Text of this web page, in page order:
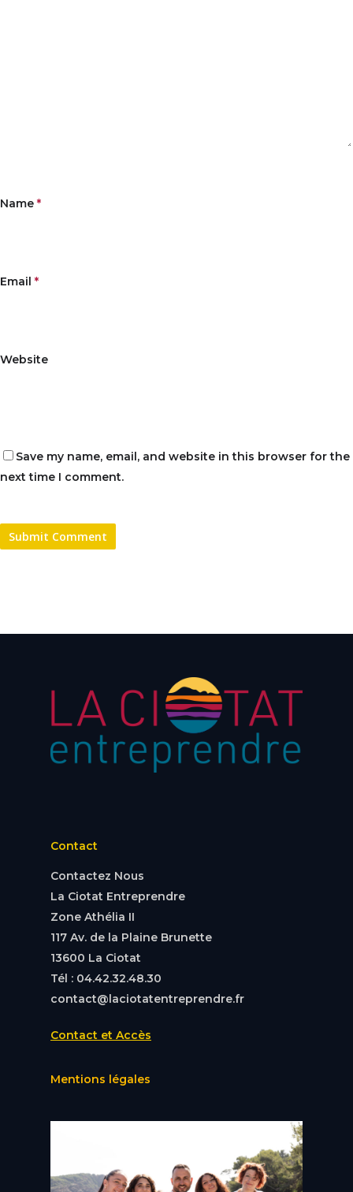
Name *
Email *
Website
Save my name, email, and website in this browser for the
next time I comment.
Contact
Contactez Nous
La Ciotat Entreprendre
Zone Athélia II
117 Av. de la Plaine Brunette
13600 La Ciotat
Tél : 04.42.32.48.30
contact@laciotatentreprendre.fr
Contact et Accès
Mentions légales